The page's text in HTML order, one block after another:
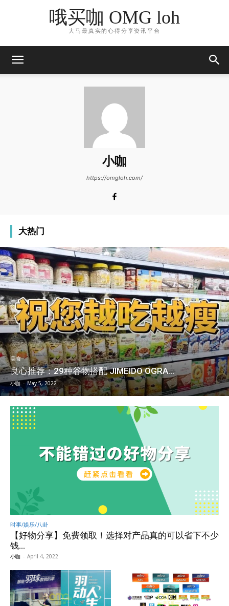
哦买咖 OMG loh
大马最真实的心得分享资讯平台
小咖
https://omgloh.com/
大热门
美食
良心推荐：29种谷物搭配 JIMEIDO OGRA...
小咖 - May 5, 2022
时事/娱乐/八卦
【好物分享】免费领取！选择对产品真的可以省下不少
钱...
小咖 - April 4, 2022